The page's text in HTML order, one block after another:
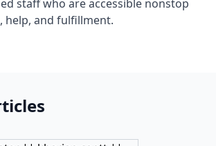
staff who are accessible nonstop
help, and fulfillment.